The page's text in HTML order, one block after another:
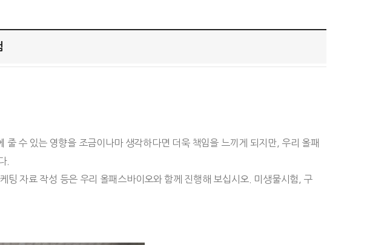
수 있는 영향을 조금이나마 생각하다면 더욱 책임을 느끼게 되지만, 우리 올패
.
자료 작성 등은 우리 올패스바이오와 함께 진행해 보십시오. 미생물시험, 구